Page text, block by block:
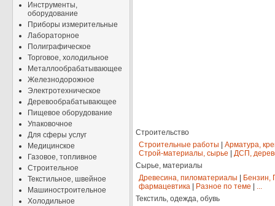
Инструменты,
оборудование
Приборы измерительные
Лабораторное
Полиграфическое
Торговое, холодильное
Металлообрабатывающее
Железнодорожное
Электротехническое
Деревообрабатывающее
Пищевое оборудование
Упаковочное
Для сферы услуг
Медицинское
Газовое, топливное
Строительное
Текстильное, швейное
Машиностроительное
Холодильное
Строительство
Строительные работы
Арматура,
Строй-материалы, сырье
ДСП,
Сырье, материалы
Древесина, пиломатериалы
Бензин,
фармацевтика
Разное по теме
...
Текстиль, одежда, обувь